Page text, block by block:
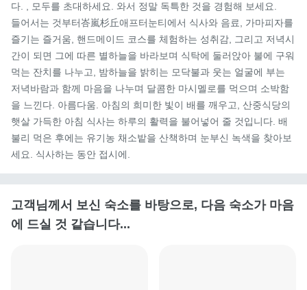
다. , 모두를 초대하세요. 와서 정말 독특한 것을 경험해 보세요.
들어서는 것부터峇嵐杉丘애프터눈티에서 식사와 음료, 가마피자를
즐기는 즐거움, 핸드메이드 코스를 체험하는 성취감, 그리고 저녁시
간이 되면 그에 따른 별하늘을 바라보며 식탁에 둘러앉아 불에 구워
먹는 잔치를 나누고, 밤하늘을 밝히는 모닥불과 웃는 얼굴에 부는
저녁바람과 함께 마음을 나누며 달콤한 마시멜로를 먹으며 소박함
을 느낀다. 아름다움. 아침의 희미한 빛이 배를 깨우고, 산중식당의
햇살 가득한 아침 식사는 하루의 활력을 불어넣어 줄 것입니다. 배
불리 먹은 후에는 유기농 채소밭을 산책하며 눈부신 녹색을 찾아보
세요. 식사하는 동안 접시에.
고객님께서 보신 숙소를 바탕으로, 다음 숙소가 마음
에 드실 것 같습니다...